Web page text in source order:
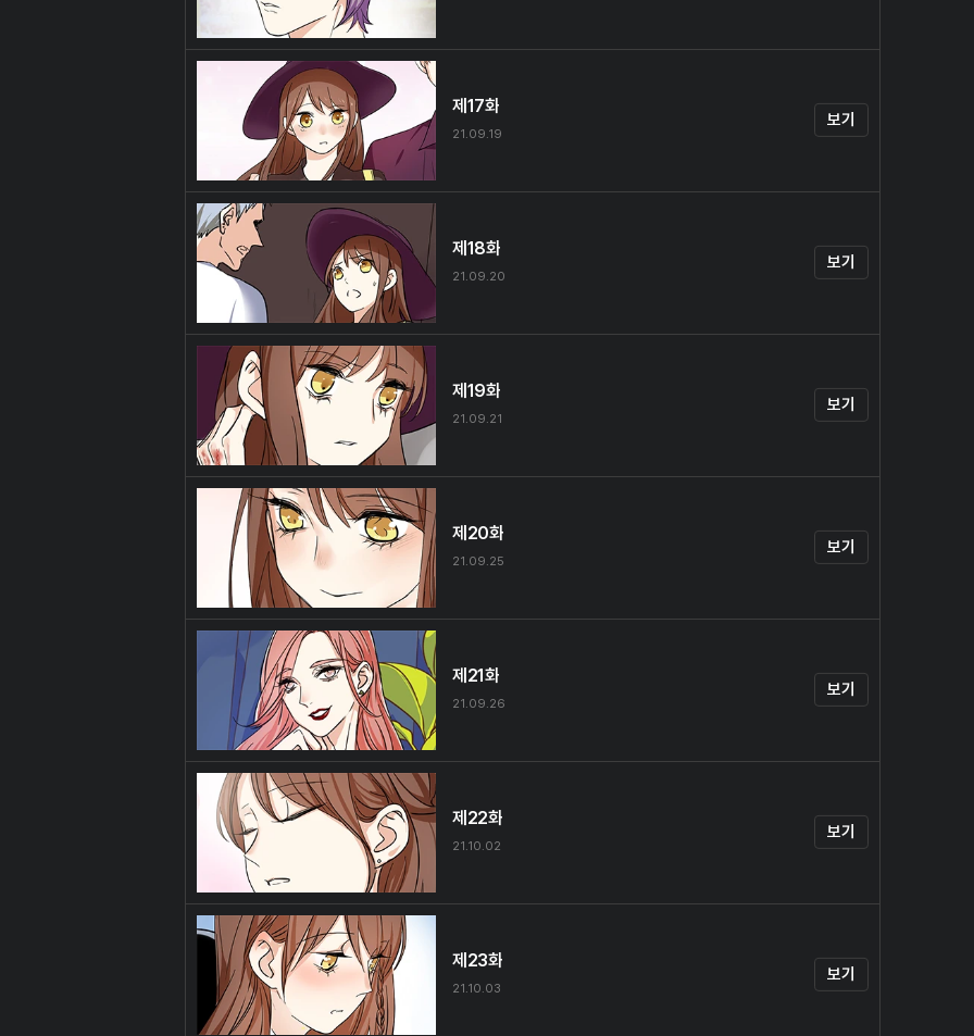
제17화
21.09.19
보기
제18화
21.09.20
보기
제19화
21.09.21
보기
제20화
21.09.25
보기
제21화
21.09.26
보기
제22화
21.10.02
보기
제23화
21.10.03
보기